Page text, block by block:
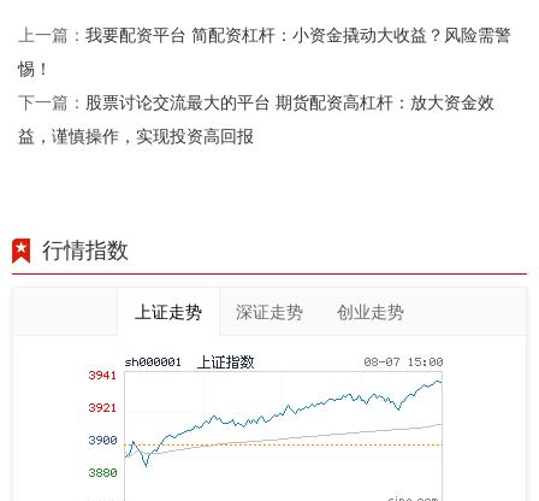
上一篇： 我要配资平台 简配资杠杆：小资金撬动大收益？风险需警
惕！
下一篇： 股票讨论交流最大的平台 期货配资高杠杆：放大资金效
益，谨慎操作，实现投资高回报
行情指数
上证走势 深证走势 创业走势